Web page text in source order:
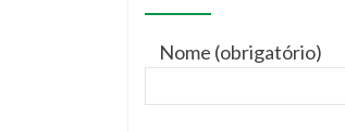
Nome (obrigatório)